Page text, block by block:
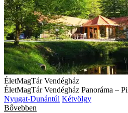
ÉletMagTár Vendégház
ÉletMagTár Vendégház Panoráma –
Nyugat-Dunántúl Kétvölgy
Bővebben